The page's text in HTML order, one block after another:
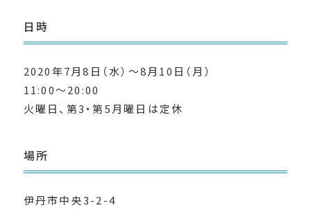
日時
2020年7月8日（水）〜8月10日（月）
11:00〜20:00
火曜日、第3・第5月曜日は定休
場所
伊丹市中央3-2-4